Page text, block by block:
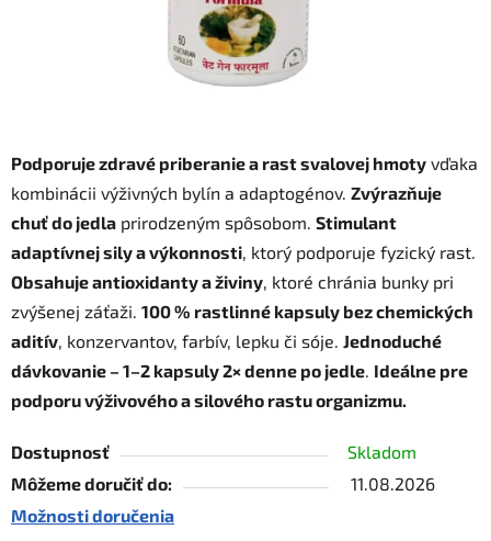
Podporuje zdravé priberanie a rast svalovej hmoty vďaka
kombinácii výživných bylín a adaptogénov. Zvýrazňuje
chuť do jedla prirodzeným spôsobom. Stimulant
adaptívnej sily a výkonnosti, ktorý podporuje fyzický rast.
Obsahuje antioxidanty a živiny, ktoré chránia bunky pri
zvýšenej záťaži. 100 % rastlinné kapsuly bez chemických
aditív, konzervantov, farbív, lepku či sóje. Jednoduché
dávkovanie – 1–2 kapsuly 2× denne po jedle. Ideálne pre
podporu výživového a silového rastu organizmu.
Dostupnosť
Skladom
Môžeme doručiť do:
11.08.2026
Možnosti doručenia